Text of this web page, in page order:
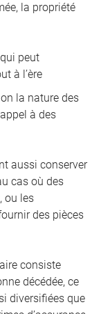
la propriété
peut
à l’ère
la nature des
à des
aussi conserver
cas où des
ou les
des pièces
consiste
décédée, ce
diversifiées que